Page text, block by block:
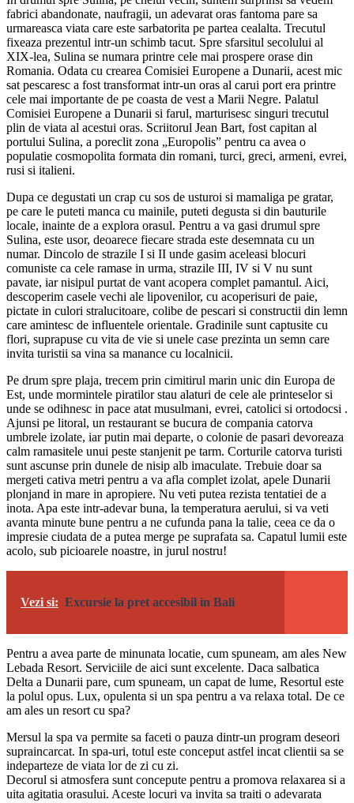
fabrici abandonate, naufragii, un adevarat oras fantoma pare sa
urmareasca viata care este sarbatorita pe partea cealalta. Trecutul
fixeaza prezentul intr-un schimb tacut. Spre sfarsitul secolului al
XIX-lea, Sulina se numara printre cele mai prospere orase din
Romania. Odata cu crearea Comisiei Europene a Dunarii, acest mic
sat pescaresc a fost transformat intr-un oras al carui port era printre
cele mai importante de pe coasta de vest a Marii Negre. Palatul
Comisiei Europene a Dunarii si farul, marturisesc singuri trecutul
plin de viata al acestui oras. Scriitorul Jean Bart, fost capitan al
portului Sulina, a poreclit zona „Europolis” pentru ca avea o
populatie cosmopolita formata din romani, turci, greci, armeni, evrei,
rusi si italieni.
Dupa ce degustati un crap cu sos de usturoi si mamaliga pe gratar,
pe care le puteti manca cu mainile, puteti degusta si din bauturile
locale, inainte de a explora orasul. Pentru a va gasi drumul spre
Sulina, este usor, deoarece fiecare strada este desemnata cu un
numar. Dincolo de strazile I si II unde gasim aceleasi blocuri
comuniste ca cele ramase in urma, strazile III, IV si V nu sunt
pavate, iar nisipul purtat de vant acopera complet pamantul. Aici,
descoperim casele vechi ale lipovenilor, cu acoperisuri de paie,
pictate in culori stralucitoare, colibe de pescari si constructii din lemn
care amintesc de influentele orientale. Gradinile sunt captusite cu
flori, suprapuse cu vita de vie si unele case prezinta un semn care
invita turistii sa vina sa manance cu localnicii.
Pe drum spre plaja, trecem prin cimitirul marin unic din Europa de
Est, unde mormintele piratilor stau alaturi de cele ale printeselor si
unde se odihnesc in pace atat musulmani, evrei, catolici si ortodocsi .
Ajunsi pe litoral, un restaurant se bucura de compania catorva
umbrele izolate, iar putin mai departe, o colonie de pasari devoreaza
calm ramasitele unui peste stanjenit pe tarm. Corturile catorva turisti
sunt ascunse prin dunele de nisip alb imaculate. Trebuie doar sa
mergeti cativa metri pentru a va afla complet izolat, apele Dunarii
plonjand in mare in apropiere. Nu veti putea rezista tentatiei de a
inota. Apa este intr-adevar buna, la temperatura aerului, si va veti
avanta minute bune pentru a ne cufunda pana la talie, ceea ce da o
impresie ciudata de a putea merge pe suprafata sa. Capatul lumii este
acolo, sub picioarele noastre, in jurul nostru!
Vezi si: Excursie la pret accesibil in Bali
Pentru a avea parte de minunata locatie, cum spuneam, am ales New
Lebada Resort. Serviciile de aici sunt excelente. Daca salbatica
Delta a Dunarii pare, cum spuneam, un capat de lume, Resortul este
la polul opus. Lux, opulenta si un spa pentru a va relaxa total. De ce
am ales un resort cu spa?
Mersul la spa va permite sa faceti o pauza dintr-un program deseori
supraincarcat. In spa-uri, totul este conceput astfel incat clientii sa se
indeparteze de viata lor de zi cu zi.
Decorul si atmosfera sunt concepute pentru a promova relaxarea si a
uita agitatia orasului. Aceste locuri va invita sa traiti o adevarata